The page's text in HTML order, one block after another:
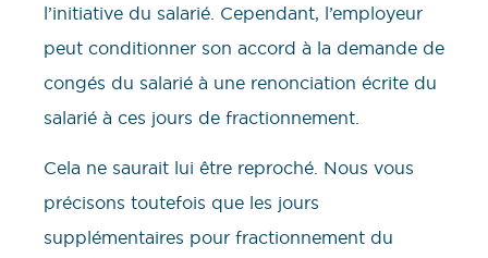
l’initiative du salarié. Cependant, l’employeur
peut conditionner son accord à la demande de
congés du salarié à une renonciation écrite du
salarié à ces jours de fractionnement.
Cela ne saurait lui être reproché. Nous vous
précisons toutefois que les jours
supplémentaires pour fractionnement du